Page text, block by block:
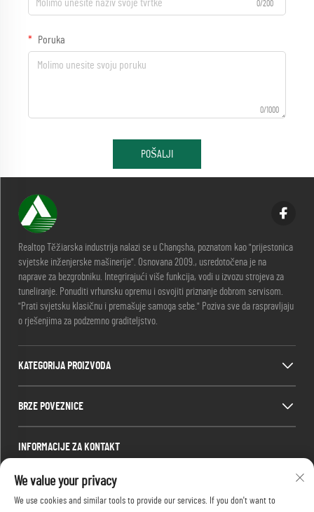
0/200
Poruka
0/1000
POŠALJI
Realtop Těžiarska industrija nalazi se u Changsha, poznatom kao "prijestonica
svjetske inženjerske mašinerije". Osnovana 2009., usredotočena je na
naprave za bezgrobniku. Integrirajući više funkcija, vodi u izvozu strojeva za
tuneliranje. Ponuditi vrhunsku opremu i osvojiti priznanje dobrom servisom.
"Prati svjetsku klasičnu i premašuje samoga sebe." Poziva sve da raspravljaju
o rješenjima za podzemno graditeljstvo.
KATEGORIJA PROIZVODA
BRZE POVEZNICE
INFORMACIJE ZA KONTAKT
Office add : Br. 688, Park industrije Shaping, Okružje Kaifu, Grad Changsha,
We value your privacy
We use cookies and similar tools to provide our services. If you don't want to